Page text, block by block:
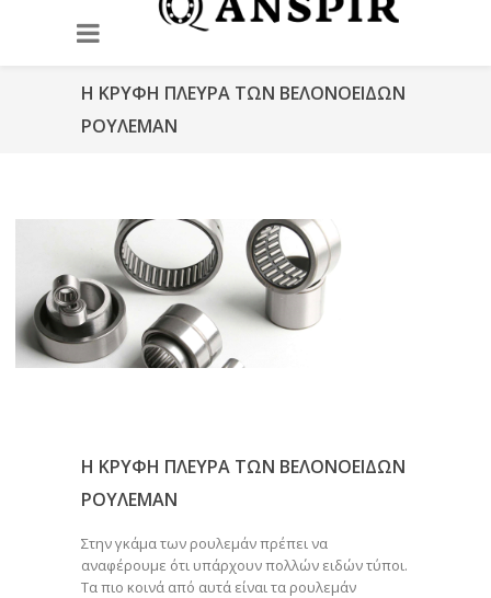
Η ΚΡΥΦΉ ΠΛΕΥΡΆ ΤΩΝ ΒΕΛΟΝΟΕΙΔΏΝ
ΡΟΥΛΕΜΆΝ
Η ΚΡΥΦΉ ΠΛΕΥΡΆ ΤΩΝ ΒΕΛΟΝΟΕΙΔΏΝ
ΡΟΥΛΕΜΆΝ
Στην γκάμα των ρουλεμάν πρέπει να
αναφέρουμε ότι υπάρχουν πολλών ειδών τύποι.
Τα πιο κοινά από αυτά είναι τα ρουλεμάν